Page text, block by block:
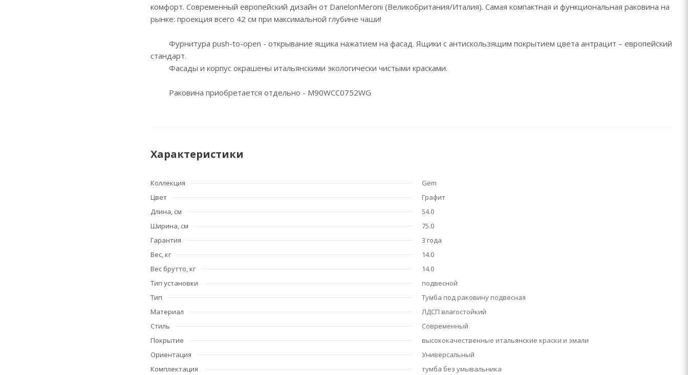
комфорт. Современный европейский дизайн от DanelonMeroni (Великобритания/Италия). Самая компактная и функциональная раковина на
рынке: проекция всего 42 см при максимальной глубине чаши!
Фурнитура push-to-open - открывание ящика нажатием на фасад. Ящики с антискользящим покрытием цвета антрацит – европейский
стандарт.
Фасады и корпус окрашены итальянскими экологически чистыми красками.
Раковина приобретается отдельно - M90WCC0752WG
Характеристики
Коллекция
Gem
Цвет
Графит
Длина, см
54.0
Ширина, см
75.0
Гарантия
3 года
Вес, кг
14.0
Вес брутто, кг
14.0
Тип установки
подвесной
Тип
Тумба под раковину подвесная
Материал
ЛДСП влагостойкий
Стиль
Современный
Покрытие
высококачественные итальянские краски и эмали
Ориентация
Универсальный
Комплектация
тумба без умывальника